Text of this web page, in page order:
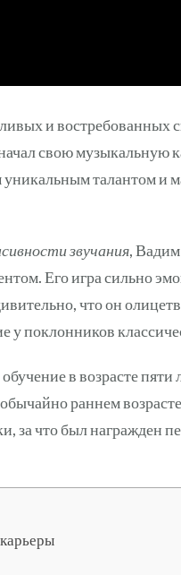
и востребованных
свою музыкальную
талантом и
звучания,
Его игра сильно
что он
у поклонников
в возрасте
раннем
за что был награжден